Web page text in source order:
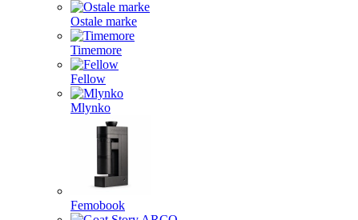
Ostale marke
Timemore
Fellow
Mlynko
Femobook